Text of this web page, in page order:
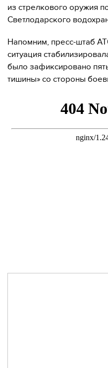
из стрелкового оружия
Светлодарского
Напомним, пресс-штаб
ситуация
было зафиксировано
тишины» со стороны